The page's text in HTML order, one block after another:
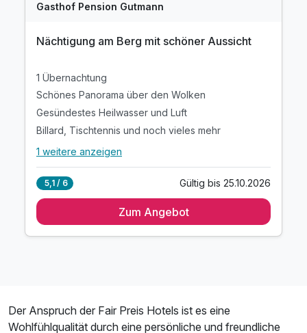
Gasthof Pension Gutmann
Nächtigung am Berg mit schöner Aussicht
1 Übernachtung
Schönes Panorama über den Wolken
Gesündestes Heilwasser und Luft
Billard, Tischtennis und noch vieles mehr
Alle Inklusivleistungen
Schönes Panorama über den Wolken
1 weitere anzeigen
5,1 / 6 Gültig bis 25.10.2026
Zum Angebot
Der Anspruch der Fair Preis Hotels ist es eine
Wohlfühlqualität durch eine persönliche und freundliche